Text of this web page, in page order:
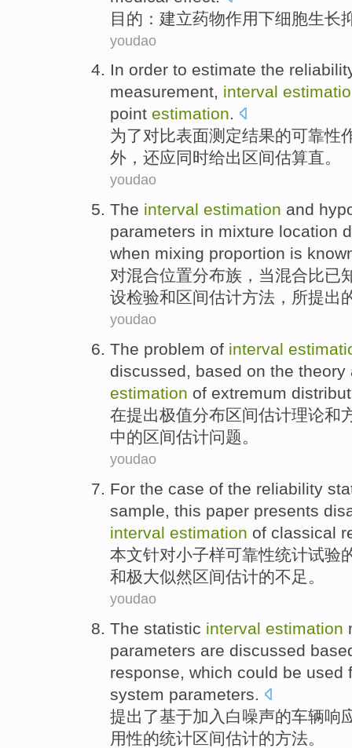
目的 ： 建立药物作用下细胞生长
youdao
In order to estimate the
measurement, interval
point estimation.
为了对比表面测定结果的可靠性
外，还应同时给出 区间估算直。
youdao
The interval estimation and
parameters in mixture location
when mixing proportion is
对混合位置分布族， 当混合比已
设检验和 区间估计方法，所提出
youdao
The problem of interval
discussed, based on the theory
estimation of extremum
在提出极值分布区间估计理论和
中的区间估计问题。
youdao
For the case of the reliability
sample, this paper presents
interval estimation of classical
本文针对小子样可靠性统计试验
和极大似然区间估计的不足 。
youdao
The statistic interval estimation
parameters are discussed
response , which could be used
system parameters
提出了基于加入 白噪声的车辆响
用性的统计区间估计的方法。